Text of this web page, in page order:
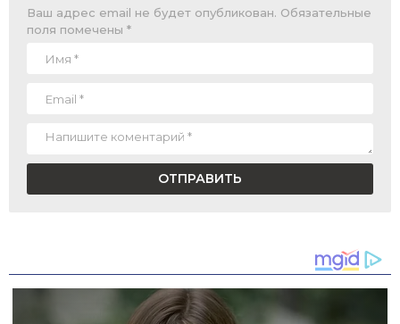
Ваш адрес email не будет опубликован. Обязательные
поля помечены *